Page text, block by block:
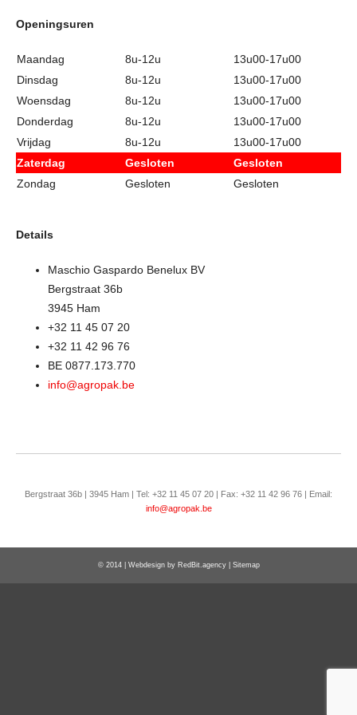
Openingsuren
Maandag 8u-12u
13u00-17u00
Dinsdag
8u-12u
13u00-17u00
Woensdag
8u-12u
13u00-17u00
Donderdag
8u-12u
13u00-17u00
Vrijdag
8u-12u
13u00-17u00
Zaterdag
Gesloten
Gesloten
Zondag
Gesloten Gesloten
Details
Maschio Gaspardo Benelux BV
Bergstraat 36b
3945 Ham
+32 11 45 07 20
+32 11 42 96 76
BE 0877.173.770
info@agropak.be
Bergstraat 36b | 3945 Ham | Tel: +32 11 45 07 20 | Fax: +32 11 42 96 76 | Email:
info@agropak.be
© 2014 | Webdesign by RedBit.agency| Sitemap